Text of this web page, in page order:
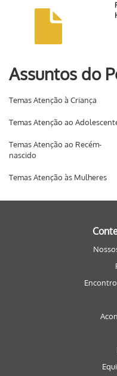
Assuntos do
Temas Atenção à Criança
Temas Atenção ao
Temas Atenção ao Recém-
nascido
Temas Atenção às Mulheres